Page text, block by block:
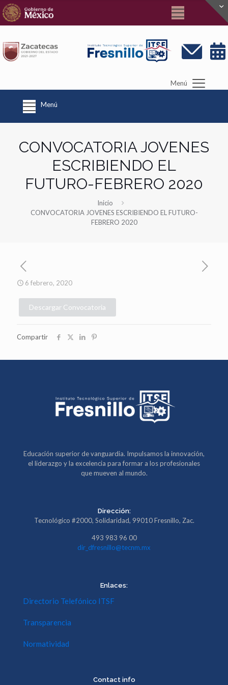
Menú
Menú
CONVOCATORIA JOVENES
ESCRIBIENDO EL
FUTURO-FEBRERO 2020
Inicio
CONVOCATORIA JOVENES ESCRIBIENDO EL FUTURO-
FEBRERO 2020
6 febrero, 2020
Descargar Convocatoria
Compartir
Educación superior de vanguardia. Impulsamos la innovación,
el liderazgo y la excelencia para formar a los profesionales
que mueven al mundo.
Dirección:
Tecnológico #2000, Solidaridad, 99010 Fresnillo, Zac.
493 983 96 00
dir_dfresnillo@tecnm.mx
Enlaces:
Directorio Telefónico ITSF
Transparencia
Normatividad
Contact info